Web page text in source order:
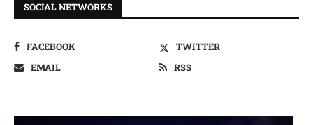
SOCIAL NETWORKS
FACEBOOK
TWITTER
EMAIL
RSS